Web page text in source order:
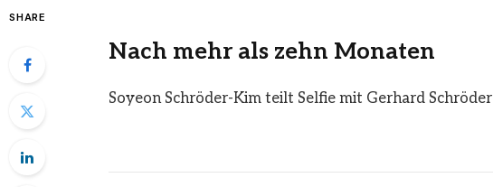
SHARE
Nach mehr als zehn Monaten
Soyeon Schröder-Kim teilt Selfie mit Gerhard Schröder